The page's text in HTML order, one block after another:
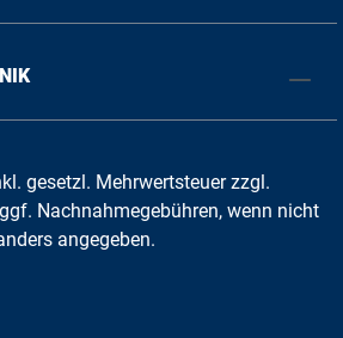
gesetzl. Mehrwertsteuer zzgl.
Nachnahmegebühren, wenn nicht
angegeben.